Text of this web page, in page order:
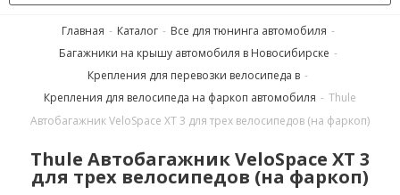
Главная - Каталог - Все для тюнинга автомобиля -
Багажники на крышу автомобиля в Новосибирске -
Крепления для перевозки велосипеда в -
Крепления для велосипеда на фаркоп автомобиля - Thule
Автобагажник VeloSpace XT 3 для трех велосипедов (на фаркоп)
Thule Автобагажник VeloSpace XT 3
для трех велосипедов (на фаркоп)